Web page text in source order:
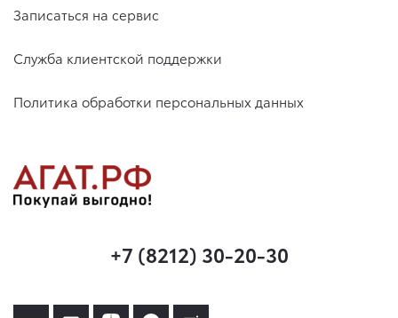
Записаться на сервис
Служба клиентской поддержки
Политика обработки персональных данных
+7 (8212) 30-20-30